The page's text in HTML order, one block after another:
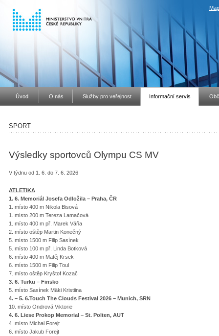
Úvod O nás Služby pro veřejnost Informační servis
SPORT
Výsledky sportovců Olympu CS MV
V týdnu od 1. 6. do 7. 6. 2026
ATLETIKA
1. 6. Memoriál Josefa Odložila – Praha, ČR
1. místo 400 m Nikola Bisová
1. místo 200 m Tereza Lamačová
1. místo 400 m př. Marek Váňa
2. místo oštěp Martin Konečný
5. místo 1500 m Filip Sasínek
5. místo 100 m př. Linda Botková
6. místo 400 m Matěj Krsek
6. místo 1500 m Filip Toul
7. místo oštěp Kryštof Kozač
3. 6. Turku – Finsko
5. místo Sasínek Mäki Kristiina
4. – 5. 6.Touch The Clouds Festival 2026 – Munich, SRN
10. místo Ondrová Viktorie
4. 6. Liese Prokop Memorial – St. Polten, AUT
4. místo Michal Forejt
6. místo Jakub Forejt